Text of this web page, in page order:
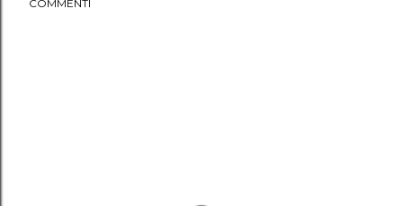
COMMENTI